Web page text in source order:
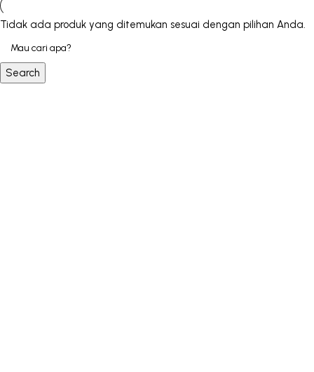
Tidak ada produk yang ditemukan sesuai dengan pilihan Anda.
Search